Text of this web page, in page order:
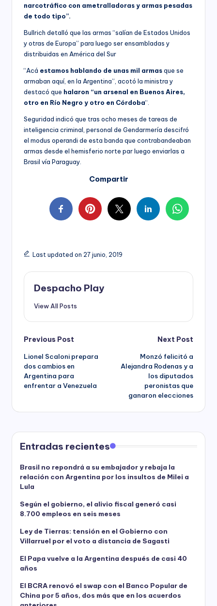
narcotráfico con ametralladoras y armas pesadas
de todo tipo”.
Bullrich detalló que las armas “salían de Estados Unidos
y otras de Europa” para luego ser ensambladas y
distribuidas en América del Sur
“Acá estamos hablando de unas mil armasque se
armaban aquí, en la Argentina”, acotó la ministra y
destacó que halaron “un arsenal en Buenos Aires,
otro en Río Negro y otro en Córdoba“.
Seguridad indicó que tras ocho meses de tareas de
inteligencia criminal, personal de Gendarmería descifró
el modus operandi de esta banda que contrabandeaban
armas desde el hemisferio norte par luego enviarlas a
Brasil vía Paraguay.
Compartir
Last updated on 27 junio, 2019
Despacho Play
View All Posts
Post
navigation
Previous Post
Lionel Scaloni prepara
dos cambios en
Argentina para
enfrentar a Venezuela
Next Post
Monzó felicitó a
Alejandra Rodenas y a
los diputados
peronistas que
ganaron elecciones
Entradas recientes
Brasil no repondrá a su embajador y rebaja la
relación con Argentina por los insultos de Milei a
Lula
Según el gobierno, el alivio fiscal generó casi
8.700 empleos en seis meses
Ley de Tierras: tensión en el Gobierno con
Villarruel por el voto a distancia de Sagasti
El Papa vuelve a la Argentina después de casi 40
años
El BCRA renovó el swap con el Banco Popular de
China por 5 años, dos más que en los acuerdos